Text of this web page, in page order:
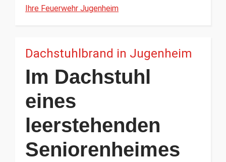
Ihre Feuerwehr Jugenheim
Dachstuhlbrand in Jugenheim
Im Dachstuhl
eines
leerstehenden
Seniorenheimes